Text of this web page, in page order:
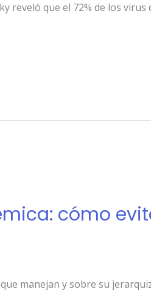
que el 72% de los virus
cómo
manejan y sobre su